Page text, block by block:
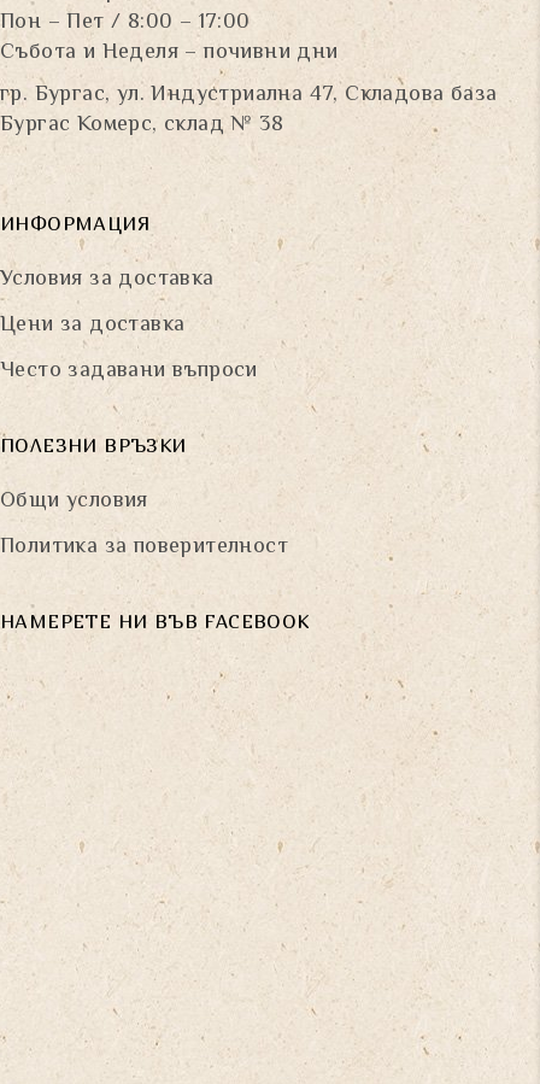
Пон – Пет / 8:00 – 17:00
Събота и Неделя – почивни дни
гр. Бургас, ул. Индустриална 47, Складова база
Бургас Комерс, склад № 38
ИНФОРМАЦИЯ
Условия за доставка
Цени за доставка
Често задавани въпроси
ПОЛЕЗНИ ВРЪЗКИ
Общи условия
Политика за поверителност
НАМЕРЕТЕ НИ ВЪВ FACEBOOK